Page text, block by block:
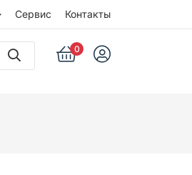
Сервис Контакты
0